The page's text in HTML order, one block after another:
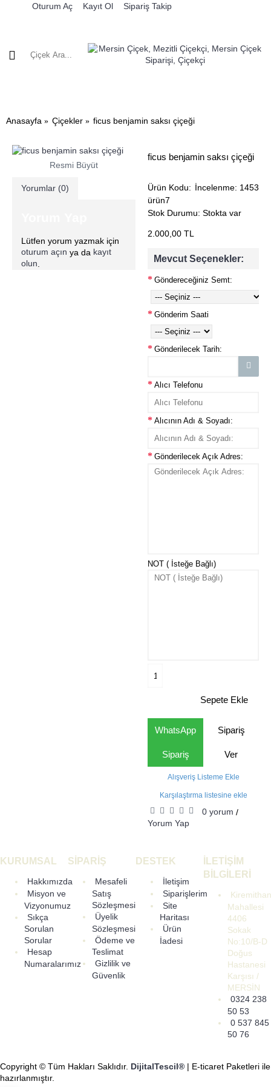
Oturum Aç Kayıt Ol Sipariş Takip
Anasayfa Çiçekler ficus benjamin saksı çiçeği
Resmi Büyüt
Yorumlar (0)
Lütfen yorum yazmak için
oturum açın ya da kayıt
olun
ficus benjamin saksı çiçeği
İncelenme: 1453
Ürün Kodu:
ürün7
Stok Durumu: Stokta var
2.000,00 TL
Mevcut Seçenekler:
Göndereceğiniz Semt:
Gönderim Saati
Gönderilecek Tarih:
Alıcı Telefonu
Alıcının Adı & Soyadı:
Gönderilecek Açık Adres:
NOT ( İsteğe Bağlı)
Sepete Ekle
Sipariş
Ver
WhatsApp
Sipariş
Alışveriş Listeme Ekle
Karşılaştırma listesine ekle
0 yorum /
Yorum Yap
KURUMSAL
Hakkımızda
Misyon ve
Vizyonumuz
Sıkça
Sorulan
Sorular
Hesap
Numaralarımız
SİPARİŞ
Mesafeli
Satış
Sözleşmesi
Üyelik
Sözleşmesi
Ödeme ve
Teslimat
Gizlilik ve
Güvenlik
DESTEK
İletişim
Siparişlerim
Site
Haritası
Ürün
İadesi
İLETİŞİM
BİLGİLERİ
Mahallesi
4406
Sokak
No:10/B-D
Doğus
Hastanesi
Karşısı /
MERSİN
0324 238
50 53
0 537 845
50 76
Copyright © Tüm Hakları Saklıdır. DijitalTescil® | E-ticaret Paketleri ile
hazırlanmıştır.